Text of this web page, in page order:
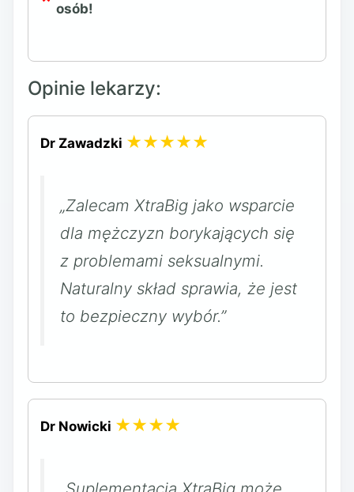
osób!
Opinie lekarzy:
Dr Zawadzki ★★★★★
„Zalecam XtraBig jako wsparcie
dla mężczyzn borykających się
z problemami seksualnymi.
Naturalny skład sprawia, że jest
to bezpieczny wybór.”
Dr Nowicki ★★★★